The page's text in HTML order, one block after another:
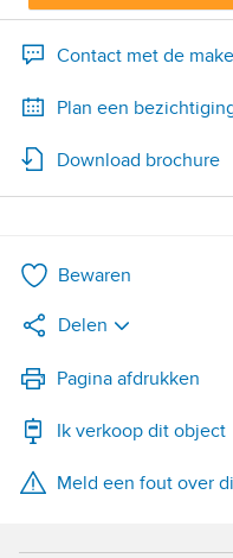
Contact met de
Plan een
Download brochure
Bewaren
Delen
LinkedIn
WhatsApp
X
Pagina afdrukken
Ik verkoop dit object
Meld een fout over